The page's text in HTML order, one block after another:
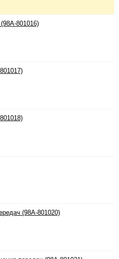
801016)
(98A-801020)